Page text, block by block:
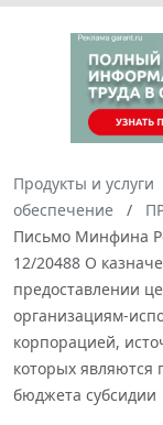
Продукты и услуги
обеспечение
Письмо Минфина
12/20488 О
предоставлении
организациям-
корпорацией,
которых являются
бюджета субсидии